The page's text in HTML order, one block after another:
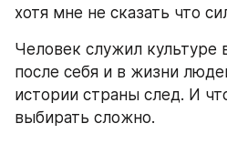
хотя мне не сказать что
Человек служил культуре
после себя и в жизни
истории страны след. И
выбирать сложно.